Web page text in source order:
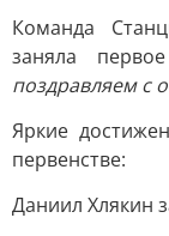
Команда
заняла
поздравляем с
Яркие
первенстве:
Даниил Хлякин